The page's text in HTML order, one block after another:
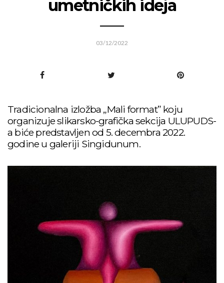
umetničkih ideja
03/12/2022
Tradicionalna izložba „Mali format” koju
organizuje slikarsko-grafička sekcija ULUPUDS-
a biće predstavljen od 5. decembra 2022.
godine u galeriji Singidunum.